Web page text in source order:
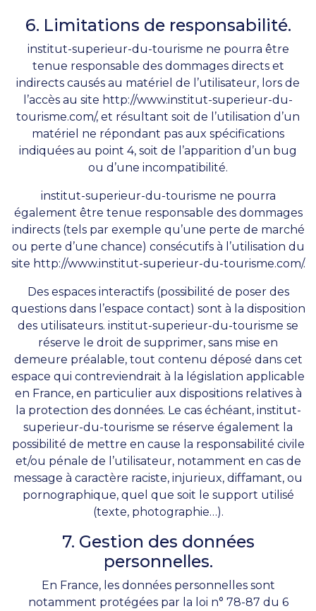
6. Limitations de responsabilité.
institut-superieur-du-tourisme ne pourra être
tenue responsable des dommages directs et
indirects causés au matériel de l’utilisateur, lors de
l’accès au site http://www.institut-superieur-du-
tourisme.com/, et résultant soit de l’utilisation d’un
matériel ne répondant pas aux spécifications
indiquées au point 4, soit de l’apparition d’un bug
ou d’une incompatibilité.
institut-superieur-du-tourisme ne pourra
également être tenue responsable des dommages
indirects (tels par exemple qu’une perte de marché
ou perte d’une chance) consécutifs à l’utilisation du
site http://www.institut-superieur-du-tourisme.com/.
Des espaces interactifs (possibilité de poser des
questions dans l’espace contact) sont à la disposition
des utilisateurs. institut-superieur-du-tourisme se
réserve le droit de supprimer, sans mise en
demeure préalable, tout contenu déposé dans cet
espace qui contreviendrait à la législation applicable
en France, en particulier aux dispositions relatives à
la protection des données. Le cas échéant, institut-
superieur-du-tourisme se réserve également la
possibilité de mettre en cause la responsabilité civile
et/ou pénale de l’utilisateur, notamment en cas de
message à caractère raciste, injurieux, diffamant, ou
pornographique, quel que soit le support utilisé
(texte, photographie…).
7. Gestion des données
personnelles.
En France, les données personnelles sont
notamment protégées par la loi n° 78-87 du 6